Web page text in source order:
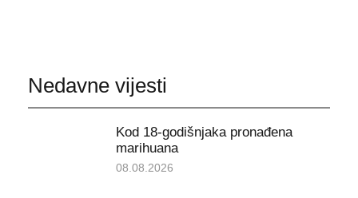
Nedavne vijesti
Kod 18-godišnjaka pronađena
marihuana
08.08.2026